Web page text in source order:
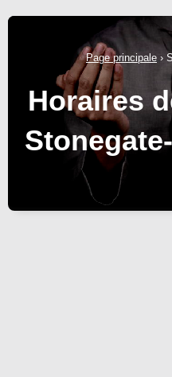
Page principale ›
Horaires